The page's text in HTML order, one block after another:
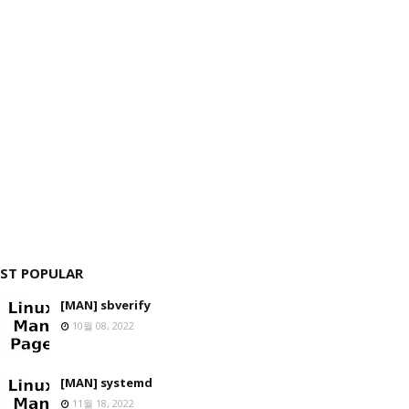
POPULAR
[MAN] sbverify
10월 08, 2022
[MAN] systemd
11월 18, 2022